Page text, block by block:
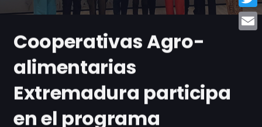
Cooperativas Agro-
alimentarias
Extremadura participa
en el programa